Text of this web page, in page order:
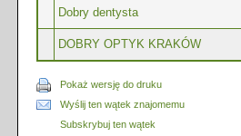
Dobry dentysta
DOBRY OPTYK KRAKÓW
Pokaż wersję do druku
Wyślij ten wątek znajomemu
Subskrybuj ten wątek